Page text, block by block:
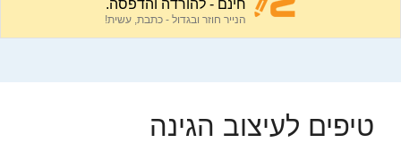
טיפים לעיצוב הגינה